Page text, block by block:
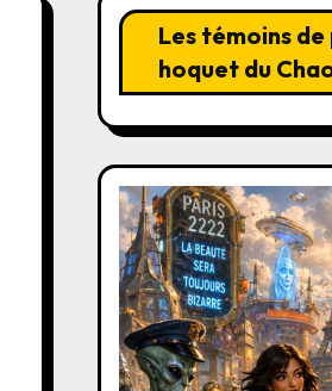
Les témoins de
hoquet du